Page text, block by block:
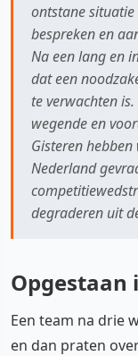
ontstane
bespreken en
Na een lang en
dat een
te verwachten
wegende en
Gisteren
Nederland
degraderen uit
Opgestaan
Een team na drie
en dan praten